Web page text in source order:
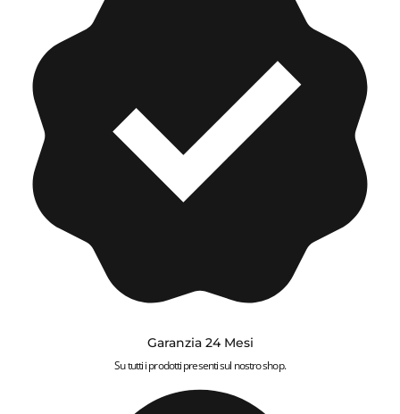
Renault Clio (V) 5ª Serie Pre-Restyling (2019-2023)
Garanzia 24 Mesi
Su tutti i prodotti presenti sul nostro shop.